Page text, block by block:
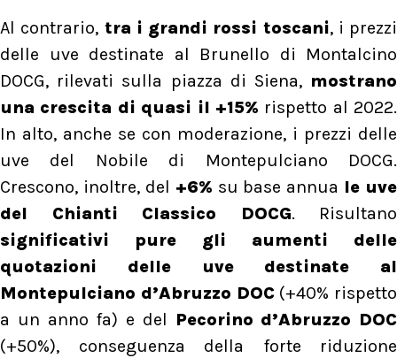
Al contrario, tra i grandi rossi toscani, i prezzi
delle uve destinate al Brunello di Montalcino
DOCG, rilevati sulla piazza di Siena,mostrano
una crescita di quasi il +15% rispetto al 2022.
In alto, anche se con moderazione, i prezzi delle
uve del Nobile di Montepulciano DOCG.
Crescono, inoltre, del +6% su base annua le uve
del Chianti Classico DOCG. Risultano
significativi pure gli aumenti delle
quotazioni delle uve destinate al
Montepulciano d’Abruzzo DOC (+40% rispetto
a un anno fa) e del Pecorino d’Abruzzo DOC
(+50%), conseguenza della forte riduzione